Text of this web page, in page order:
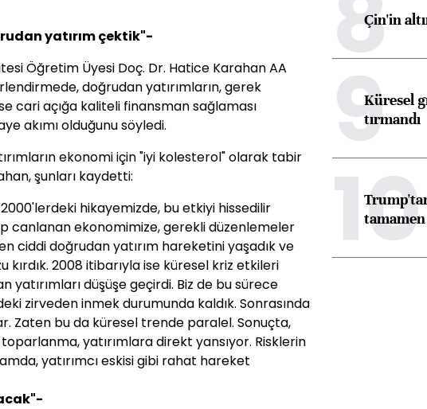
yatırım çektik"-
Öğretim Üyesi Doç. Dr. Hatice Karahan AA
doğrudan yatırımların, gerek
cari açığa kaliteli finansman sağlaması
akımı olduğunu söyledi.
ekonomi için "iyi kolesterol" olarak tabir
şunları kaydetti:
hikayemizde, bu etkiyi hissedilir
canlanan ekonomimize, gerekli düzenlemeler
ciddi doğrudan yatırım hareketini yaşadık ve
2008 itibarıyla ise küresel kriz etkileri
yatırımları düşüşe geçirdi. Biz de bu sürece
zirveden inmek durumunda kaldık. Sonrasında
Zaten bu da küresel trende paralel. Sonuçta,
yatırımlara direkt yansıyor. Risklerin
yatırımcı eskisi gibi rahat hareket
Çin'in
9Küresel
tırmandı
10
tamamen